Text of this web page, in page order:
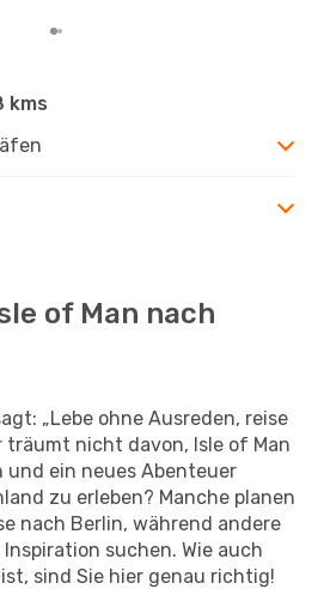
kms
of Man nach
„Lebe ohne Ausreden, reise
träumt nicht davon, Isle of Man
und ein neues Abenteuer
zu erleben? Manche planen
nach Berlin, während andere
suchen. Wie auch
sind Sie hier genau richtig!